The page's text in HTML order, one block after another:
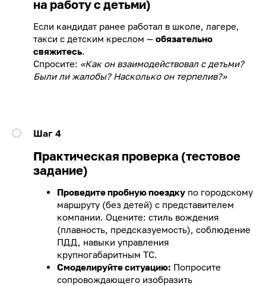
на работу с детьми)
Если кандидат ранее работал в школе, лагере,
такси с детским креслом — обязательно
свяжитесь.
Спросите: «Как он взаимодействовал с детьми?
Были ли жалобы? Насколько он терпелив?»
Шаг 4
Практическая проверка (тестовое
задание)
Проведите пробную поездку по городскому
маршруту (без детей) с представителем
компании. Оцените: стиль вождения
(плавность, предсказуемость), соблюдение
ПДД, навыки управления
крупногабаритным ТС.
Смоделируйте ситуацию: Попросите
сопровождающего изобразить